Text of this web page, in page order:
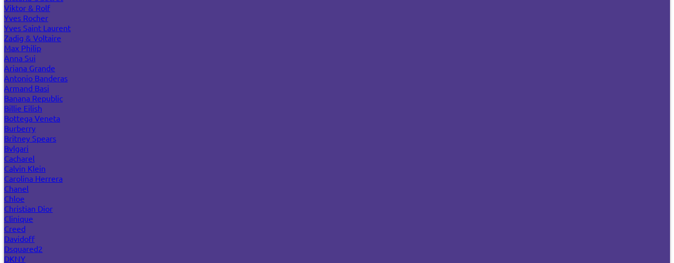
Viktor & Rolf
Yves Rocher
Yves Saint Laurent
Zadig & Voltaire
Max Philip
Anna Sui
Ariana Grande
Antonio Banderas
Armand Basi
Banana Republic
Billie Eilish
Bottega Veneta
Burberry
Britney Spears
Bvlgari
Cacharel
Calvin Klein
Carolina Herrera
Chanel
Chloe
Christian Dior
Clinique
Creed
Davidoff
Dsquared2
DKNY